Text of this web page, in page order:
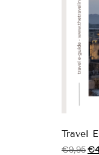
Travel
€9,95 €